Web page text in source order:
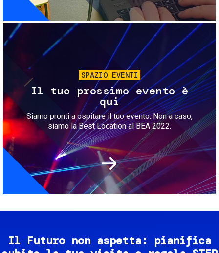
Immagine
SPAZIO EVENTI
Il tuo prossimo evento è
qui
Siamo pronti a ospitare il tuo evento. Non a caso,
siamo la Best Location al BEA 2022.
Il Futuro non aspetta: pianifica